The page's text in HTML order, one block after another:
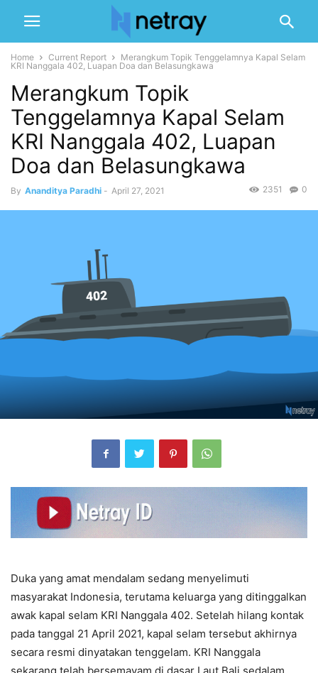
Home Current Report
Merangkum Topik Tenggelamnya Kapal Selam
KRI Nanggala 402, Luapan Doa dan Belasungkawa
Merangkum Topik
Tenggelamnya Kapal Selam
KRI Nanggala 402, Luapan
Doa dan Belasungkawa
By Ananditya Paradhi - April 27, 2021 0
2351
Duka yang amat mendalam sedang menyelimuti
masyarakat Indonesia, terutama keluarga yang ditinggalkan
awak kapal selam KRI Nanggala 402. Setelah hilang kontak
pada tanggal 21 April 2021, kapal selam tersebut akhirnya
secara resmi dinyatakan tenggelam. KRI Nanggala